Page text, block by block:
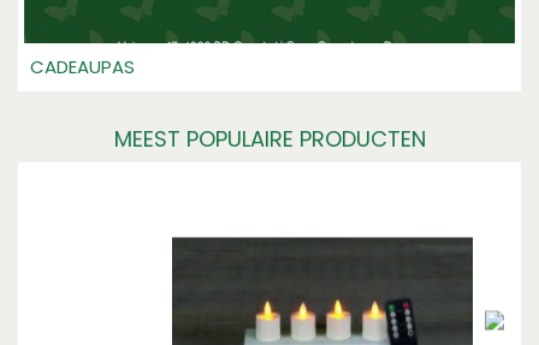
CADEAUPAS
MEEST POPULAIRE PRODUCTEN